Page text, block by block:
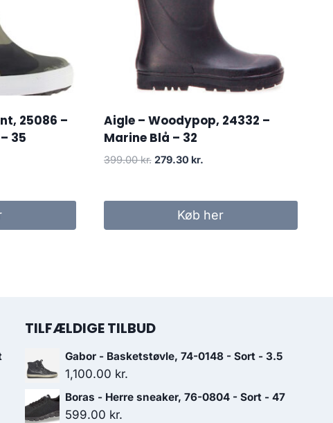
25086 –
35
Aigle – Woodypop, 24332 –
Marine Blå – 32
399.00kr. Den
399.00 kr..
279.30 kr.Den
279.30 kr..
Køb her
TILFÆLDIGE TILBUD
Gabor - Basketstøvle, 74-0148 - Sort - 3.5
1,100.00 kr.
Boras - Herre sneaker, 76-0804 - Sort - 47
599.00 kr.